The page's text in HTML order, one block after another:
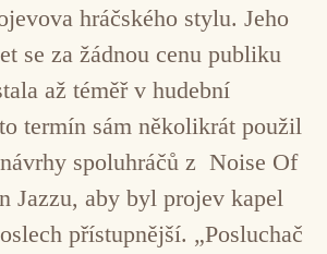
hráčského stylu. Jeho
se za žádnou cenu publiku
až téměř v hudební
termín sám několikrát použil
spoluhráčů z Noise Of
Jazzu, aby byl projev kapel
přístupnější. „Posluchač